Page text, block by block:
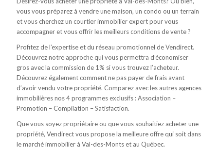
vous vous préparez à vendre une maison, un condo ou un terrain
et vous cherchez un courtier immobilier expert pour vous
accompagner et vous offrir les meilleurs conditions de vente ?
Profitez de l’expertise et du réseau promotionnel de Vendirect.
Découvrez notre approche qui vous permettra d’économiser
gros avec la commission de 1% si vous trouvez l’acheteur.
Découvrez également comment ne pas payer de frais avant
d’avoir vendu votre propriété. Comparez avec les autres agences
immobilières nos 4 programmes exclusifs : Association –
Promotion – Compilation – Satisfaction.
Que vous soyez propriétaire ou que vous souhaitiez acheter une
propriété, Vendirect vous propose la meilleure offre qui soit dans
le marché immobilier à Val-des-Monts et au Québec.